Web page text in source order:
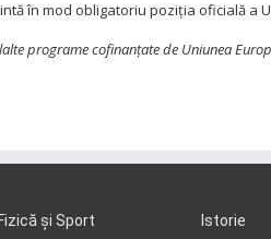
în mod obligatoriu poziția oficială a
programe cofinanţate de Uniunea
și Sport Istorie